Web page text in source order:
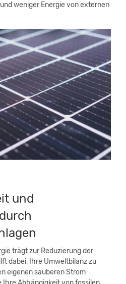
weniger Energie von externen
und
trägt zur Reduzierung der
dabei, Ihre Umweltbilanz zu
eigenen sauberen Strom